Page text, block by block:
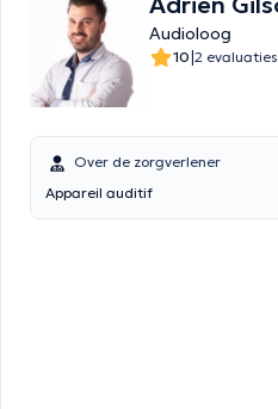
Audioloog
10|2 evaluaties
Over de zorgverlener
Appareil auditif